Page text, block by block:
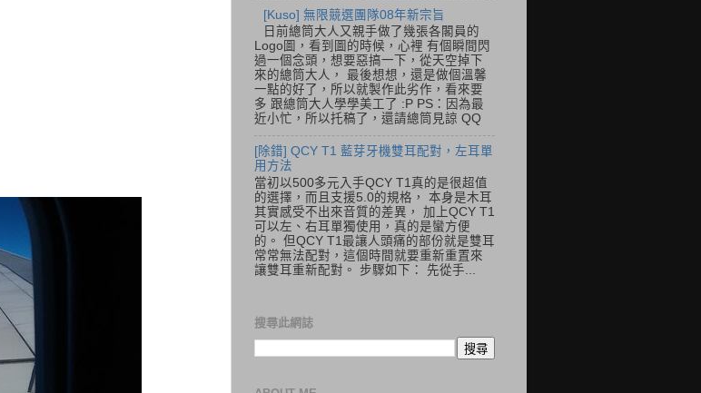
[Kuso] 無限競選團隊08年新宗旨
日前總筒大人又親手做了幾張各閣員的
Logo圖，看到圖的時候，心裡 有個瞬間閃
過一個念頭，想要惡搞一下，從天空掉下
來的總筒大人， 最後想想，還是做個溫馨
一點的好了，所以就製作此劣作，看來要
多 跟總筒大人學學美工了 :P PS：因為最
近小忙，所以托稿了，還請總筒見諒 QQ
[除錯] QCY T1 藍芽牙機雙耳配對，左耳單
用方法
當初以500多元入手QCY T1真的是很超值
的選擇，而且支援5.0的規格， 本身是木耳
其實感受不出來音質的差異， 加上QCY T1
可以左、右耳單獨使用，真的是蠻方便
的。 但QCY T1最讓人頭痛的部份就是雙耳
常常無法配對，這個時間就要重新重置來
讓雙耳重新配對。 步驟如下： 先從手...
搜尋此網誌